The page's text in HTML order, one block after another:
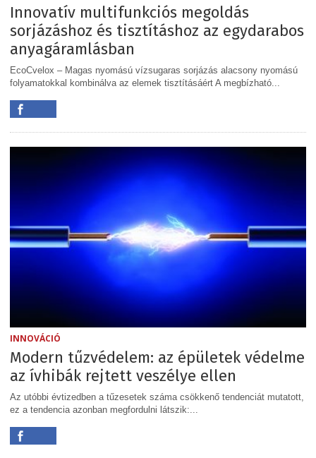
Innovatív multifunkciós megoldás
sorjázáshoz és tisztításhoz az egydarabos
anyagáramlásban
EcoCvelox – Magas nyomású vízsugaras sorjázás alacsony nyomású
folyamatokkal kombinálva az elemek tisztításáért A megbízható...
INNOVÁCIÓ
Modern tűzvédelem: az épületek védelme
az ívhibák rejtett veszélye ellen
Az utóbbi évtizedben a tűzesetek száma csökkenő tendenciát mutatott,
ez a tendencia azonban megfordulni látszik:...